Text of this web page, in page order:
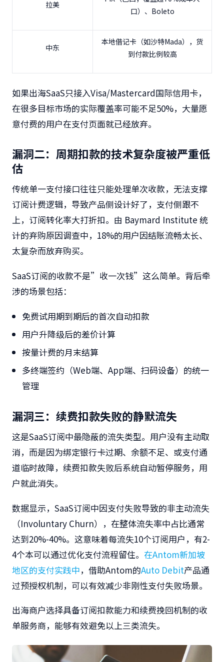
拉美
口）、Boleto
中东
本地借记卡（如沙特Mada），货
到付款比例较高
如果出海SaaS只接入Visa/Mastercard国际信用卡，
在很多目标市场的实际覆盖率可能不足50%，大量愿
意付费的用户在支付页面就已经放弃。
漏洞二：周期扣款的技术复杂度被严重低
估
传统单一支付接口往往只能处理单次收款，无法支撑
订阅计费逻辑，导致产品侧设计好了，支付侧跟不
上，订阅转化率大打折扣。由 Baymard Institute 统
计的弃购原因调查中，18%的用户因结账流畅太长、
太复杂而放弃购买。
SaaS订阅的收款不是”收一次钱”这么简单。背后牵
涉的场景包括：
免费试用期到期后的首次自动扣款
用户升降级后的差价计算
按量计费的月末结算
多终端签约（Web端、App端、扫码设备）的统一
管理
漏洞三：续费扣款失败的静默流失
这是SaaS订阅中最隐蔽的流失类型。用户没有主动取
消，而是因为绑定银行卡过期、余额不足、或支付通
道临时故障，续费扣款失败后系统自动暂停服务，用
户就此消失。
数据显示，SaaS订阅中因支付失败导致的非主动流失
（Involuntary Churn），在整体流失率中占比通常
达到20%-40%。这意味着每流失10个订阅用户，有2-
4个本可以通过优化支付流程留住。 在Antom新加坡
地区的支付实践中，借助Antom的Auto Debit产品通
过预授权机制，可以有效减少非刚性支付失败场景。
出海商户选择具备订阅扣款能力和续费挽回机制的收
单服务商，能够有效避免以上三类流失。